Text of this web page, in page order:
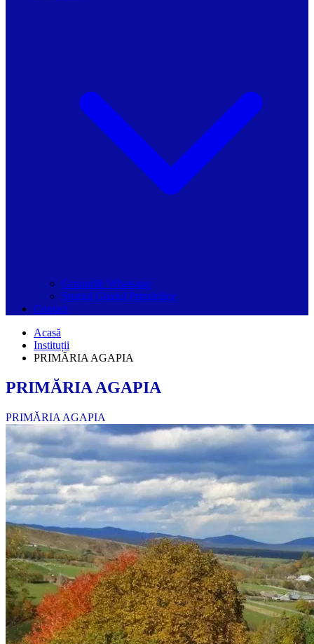
Grupurile Whatsapp
Spațiul Ghidul Primăriilor
Contact
Acasă
Instituții
PRIMĂRIA AGAPIA
PRIMĂRIA AGAPIA
PRIMĂRIA AGAPIA